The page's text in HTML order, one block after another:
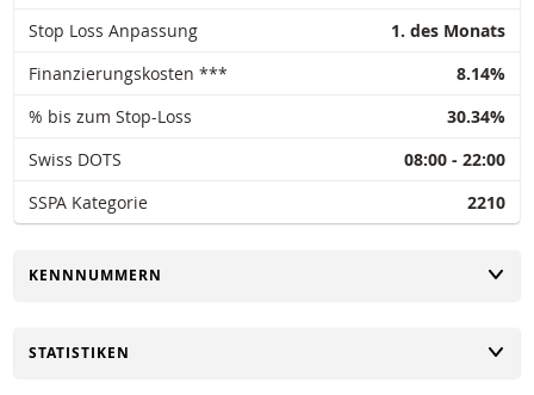
Stop Loss Anpassung
1. des Monats
Finanzierungskosten ***
8.14%
% bis zum Stop-Loss
30.34%
Swiss DOTS
08:00 - 22:00
SSPA Kategorie
2210
UMSCHALTEN
KENNNUMMERN
UMSCHALTEN
STATISTIKEN